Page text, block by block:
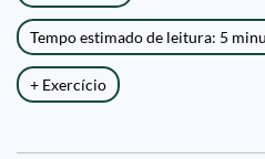
Tempo estimado de leitura: 5
+ Exercício